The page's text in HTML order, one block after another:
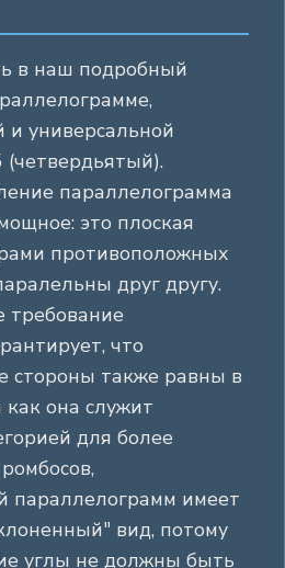
в наш подробный
универсальной
параллелограмма
это плоская
противоположных
друг другу.
требование
что
стороны также равны в
она служит
для более
параллелограмм имеет
вид, потому
углы не должны быть